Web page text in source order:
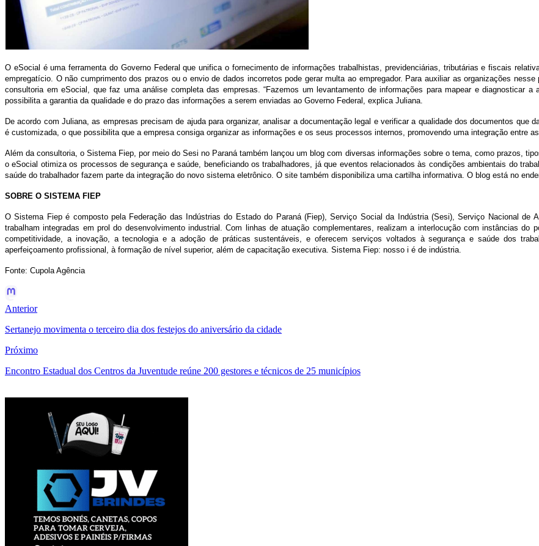
O eSocial é uma ferramenta do Governo Federal que unifica o fornecimento de informações trabalhistas, previdenciárias, tributárias e fiscais
empregatício. O não cumprimento dos prazos ou o envio de dados incorretos pode gerar multa ao empregador. Para auxiliar as organizações
consultoria em eSocial, que faz uma análise completa das empresas. “Fazemos um levantamento de informações para mapear e diagnosticar
possibilita a garantia da qualidade e do prazo das informações a serem enviadas ao Governo Federal, explica Juliana.
De acordo com Juliana, as empresas precisam de ajuda para organizar, analisar a documentação legal e verificar a qualidade dos documentos que
é customizada, o que possibilita que a empresa consiga organizar as informações e os seus processos internos, promovendo uma integração entre
Além da consultoria, o Sistema Fiep, por meio do Sesi no Paraná também lançou um blog com diversas informações sobre o tema, como prazos,
o eSocial otimiza os processos de segurança e saúde, beneficiando os trabalhadores, já que eventos relacionados às condições ambientais do
saúde do trabalhador fazem parte da integração do novo sistema eletrônico. O site também disponibiliza uma cartilha informativa. O blog está no
SOBRE O SISTEMA FIEP
O Sistema Fiep é composto pela Federação das Indústrias do Estado do Paraná (Fiep), Serviço Social da Indústria (Sesi), Serviço Nacional de
trabalham integradas em prol do desenvolvimento industrial. Com linhas de atuação complementares, realizam a interlocução com instâncias
competitividade, a inovação, a tecnologia e a adoção de práticas sustentáveis, e oferecem serviços voltados à segurança e saúde dos
aperfeiçoamento profissional, à formação de nível superior, além de capacitação executiva. Sistema Fiep: nosso i é de indústria.
Fonte: Cupola Agência
Anterior
Sertanejo movimenta o terceiro dia dos festejos do aniversário da cidade
Próximo
Encontro Estadual dos Centros da Juventude reúne 200 gestores e técnicos de 25 municípios